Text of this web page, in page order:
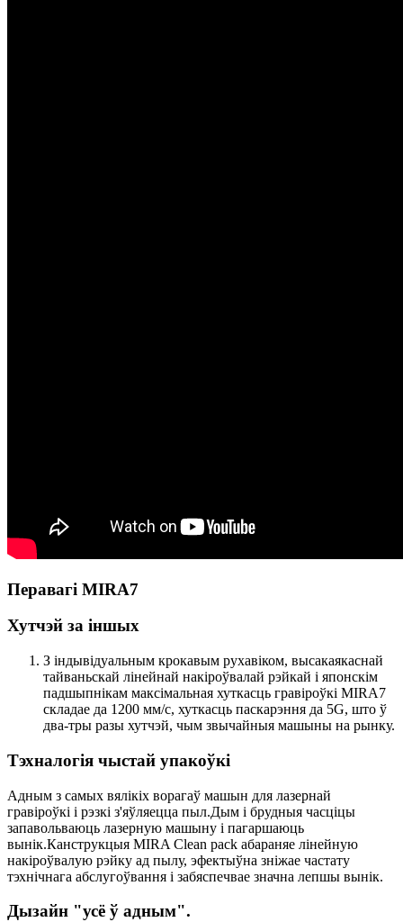
Перавагі MIRA7
Хутчэй за іншых
З індывідуальным крокавым рухавіком, высакаякаснай
тайваньскай лінейнай накіроўвалай рэйкай і японскім
падшыпнікам максімальная хуткасць гравіроўкі MIRA7
складае да 1200 мм/с, хуткасць паскарэння да 5G, што ў
два-тры разы хутчэй, чым звычайныя машыны на рынку.
Тэхналогія чыстай упакоўкі
Адным з самых вялікіх ворагаў машын для лазернай
гравіроўкі і рэзкі з'яўляецца пыл.Дым і брудныя часціцы
запавольваюць лазерную машыну і пагаршаюць
вынік.Канструкцыя MIRA Clean pack абараняе лінейную
накіроўвалую рэйку ад пылу, эфектыўна зніжае частату
тэхнічнага абслугоўвання і забяспечвае значна лепшы вынік.
Дызайн "усё ў адным".